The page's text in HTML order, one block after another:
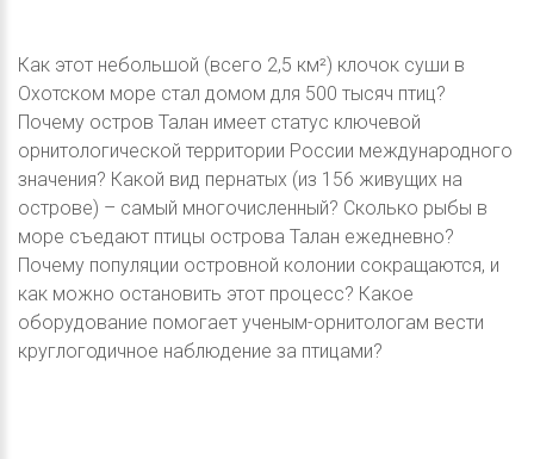
Как этот небольшой (всего 2,5 км²) клочок суши в
Охотском море стал домом для 500 тысяч птиц?
Почему остров Талан имеет статус ключевой
орнитологической территории России международного
значения? Какой вид пернатых (из 156 живущих на
острове) – самый многочисленный? Сколько рыбы в
море съедают птицы острова Талан ежедневно?
Почему популяции островной колонии сокращаются, и
как можно остановить этот процесс? Какое
оборудование помогает ученым-орнитологам вести
круглогодичное наблюдение за птицами?